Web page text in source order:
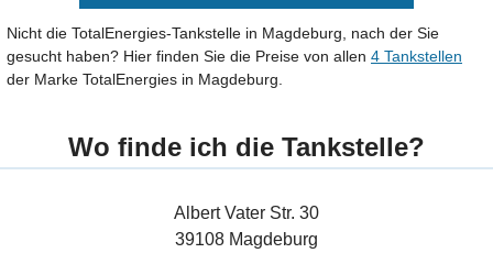
Nicht die TotalEnergies-Tankstelle in Magdeburg, nach der Sie
gesucht haben? Hier finden Sie die Preise von allen 4 Tankstellen
der Marke TotalEnergies in Magdeburg.
Wo finde ich die Tankstelle?
Albert Vater Str. 30
39108 Magdeburg